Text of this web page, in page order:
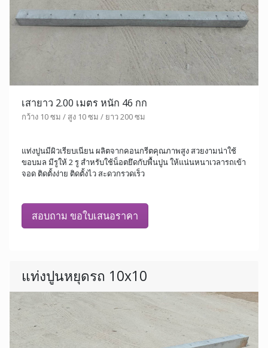
เสายาว 2.00 เมตร หนัก 46 กก
กว้าง 10 ซม / สูง 10 ซม / ยาว 200 ซม
แท่งปูนมีผิวเรียบเนียน ผลิตจากคอนกรีตคุณภาพสูง สวยงามน่าใช้
ขอบมล มีรูให้ 2 รู สำหรับใช้น็อตยึดกับพื้นปูน ให้แน่นหนาเวลารถเข้า
จอด ติดตั้งง่าย ติดตั้งไว สะดวกรวดเร็ว
สอบถาม ขอใบเสนอราคา
แท่งปูนหยุดรถ 10x10